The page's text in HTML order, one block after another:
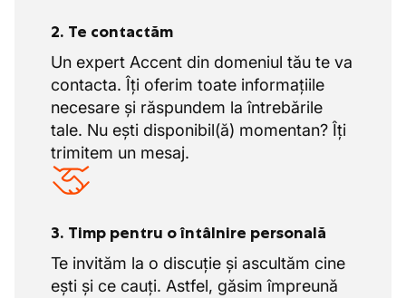
2. Te contactăm
Un expert Accent din domeniul tău te va
contacta. Îți oferim toate informațiile
necesare și răspundem la întrebările
tale. Nu ești disponibil(ă) momentan? Îți
trimitem un mesaj.
3. Timp pentru o întâlnire personală
Te invităm la o discuție și ascultăm cine
ești și ce cauți. Astfel, găsim împreună